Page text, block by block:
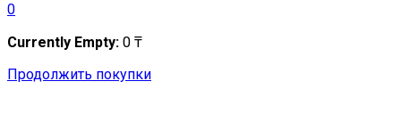
0
Currently Empty: 0 ₸
Продолжить покупки